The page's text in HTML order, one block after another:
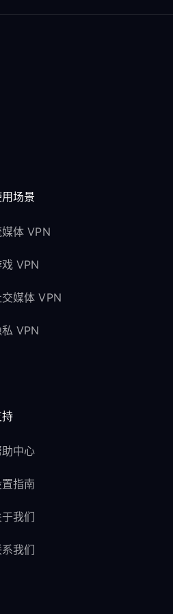
场景
体 VPN
戏 VPN
媒体 VPN
私 VPN
持
中心
指南
我们
我们